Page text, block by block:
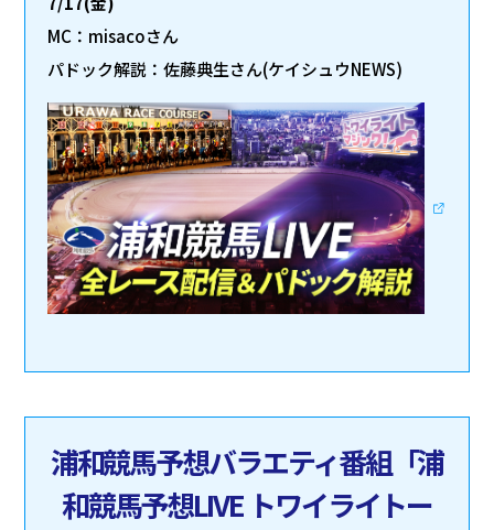
MC：misacoさん
パドック解説：佐藤典生さん(ケイシュウNEWS)
浦和競馬予想バラエティ番組「浦
和競馬予想LIVE トワイライトー